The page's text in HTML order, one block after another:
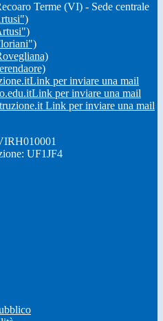
Terme (VI) - Sede centrale
Link per inviare una mail
Link per inviare una mail
Link per inviare una mail
UF1JF4